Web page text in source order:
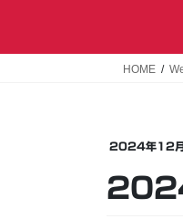
HOME
2024年12